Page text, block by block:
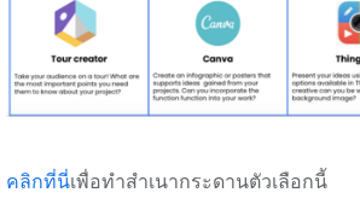
คลิกที่นี่เพื่อทำสำเนากระดานตัวเลือกนี้